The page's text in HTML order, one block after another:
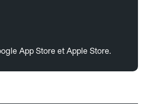
App Store et Apple Store.